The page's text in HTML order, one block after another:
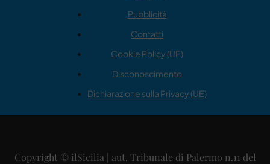
Pubblicità
Contatti
Cookie Policy (UE)
Disconoscimento
Dichiarazione sulla Privacy (UE)
Copyright © ilSicilia | aut. Tribunale di Palermo n.11 del